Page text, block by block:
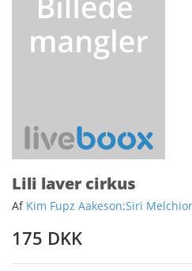
Lili laver cirkus
Af Kim Fupz Aakeson;Siri Melchior
175 DKK